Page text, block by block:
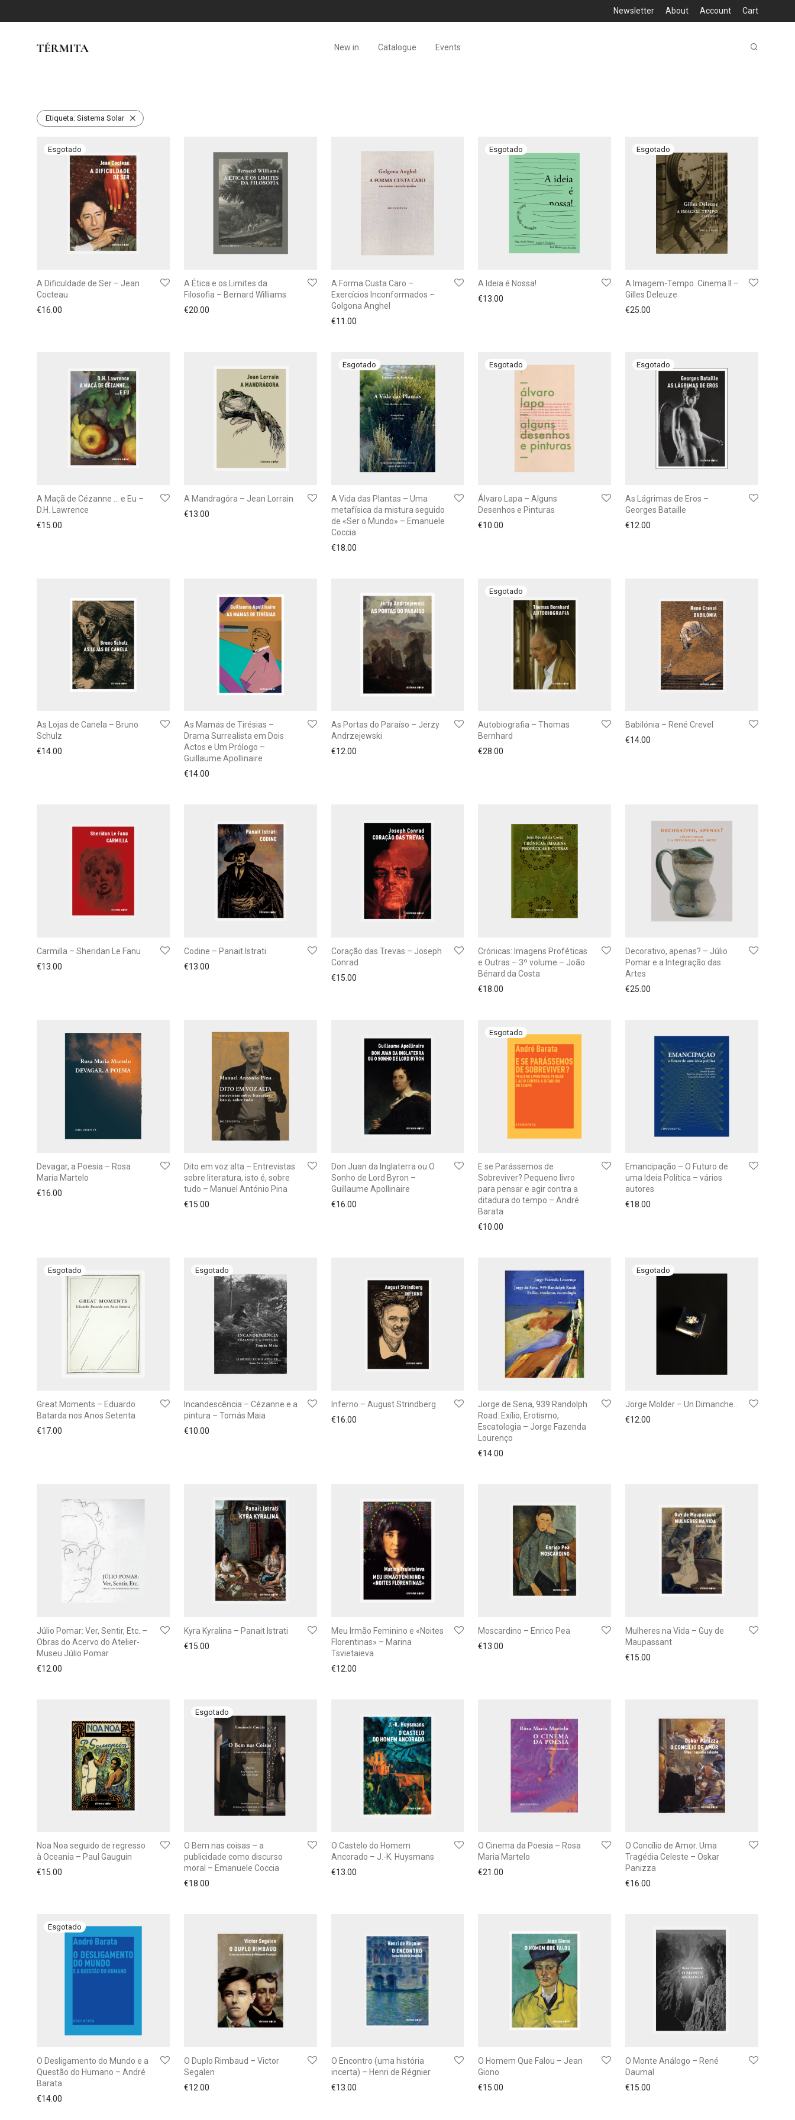
Newsletter About Account Cart
New in Catalogue Events
Etiqueta: Sistema Solar
A Dificuldade de Ser – Jean
Cocteau
€16.00
A Ética e os Limites da
Filosofia – Bernard Williams
€20.00
A Forma Custa Caro –
Exercícios Inconformados –
Golgona Anghel
€11.00
A Ideia é Nossa!
€13.00
A Imagem-Tempo. Cinema II –
Gilles Deleuze
€25.00
A Maçã de Cézanne … e Eu –
D.H. Lawrence
€15.00
A Mandragóra – Jean Lorrain
€13.00
A Vida das Plantas – Uma
metafísica da mistura seguido
de «Ser o Mundo» – Emanuele
Coccia
€18.00
Álvaro Lapa – Alguns
Desenhos e Pinturas
€10.00
As Lágrimas de Eros –
Georges Bataille
€12.00
As Lojas de Canela – Bruno
Schulz
€14.00
As Mamas de Tirésias –
Drama Surrealista em Dois
Actos e Um Prólogo –
Guillaume Apollinaire
€14.00
As Portas do Paraíso – Jerzy
Andrzejewski
€12.00
Autobiografia – Thomas
Bernhard
€28.00
Babilónia – René Crevel
€14.00
Carmilla – Sheridan Le Fanu
€13.00
Codine – Panait Istrati
€13.00
Coração das Trevas – Joseph
Conrad
€15.00
Crónicas: Imagens Proféticas
e Outras – 3º volume – João
Bénard da Costa
€18.00
Decorativo, apenas? – Júlio
Pomar e a Integração das
Artes
€25.00
Devagar, a Poesia – Rosa
Maria Martelo
€16.00
Dito em voz alta – Entrevistas
sobre literatura, isto é, sobre
tudo – Manuel António Pina
€15.00
Don Juan da Inglaterra ou O
Sonho de Lord Byron –
Guillaume Apollinaire
€16.00
E se Parássemos de
Sobreviver? Pequeno livro
para pensar e agir contra a
ditadura do tempo – André
Barata
€10.00
Emancipação – O Futuro de
uma Ideia Política – vários
autores
€18.00
Great Moments – Eduardo
Batarda nos Anos Setenta
€17.00
Incandescência – Cézanne e a
pintura – Tomás Maia
€10.00
Inferno – August Strindberg
€16.00
Jorge de Sena, 939 Randolph
Road: Exílio, Erotismo,
Escatologia – Jorge Fazenda
Lourenço
€14.00
Jorge Molder – Un Dimanche…
€12.00
Júlio Pomar: Ver, Sentir, Etc. –
Obras do Acervo do Atelier-
Museu Júlio Pomar
€12.00
Kyra Kyralina – Panait Istrati
€15.00
Meu Irmão Feminino e «Noites
Florentinas» – Marina
Tsvietaieva
€12.00
Moscardino – Enrico Pea
€13.00
Mulheres na Vida – Guy de
Maupassant
€15.00
Noa Noa seguido de regresso
à Oceania – Paul Gauguin
€15.00
O Bem nas coisas – a
publicidade como discurso
moral – Emanuele Coccia
€18.00
O Castelo do Homem
Ancorado – J.-K. Huysmans
€13.00
O Cinema da Poesia – Rosa
Maria Martelo
€21.00
O Concílio de Amor. Uma
Tragédia Celeste – Oskar
Panizza
€16.00
O Desligamento do Mundo e a
Questão do Humano – André
Barata
€14.00
O Duplo Rimbaud – Victor
Segalen
€12.00
O Encontro (uma história
incerta) – Henri de Régnier
€13.00
O Homem Que Falou – Jean
Giono
€15.00
O Monte Análogo – René
Daumal
€15.00